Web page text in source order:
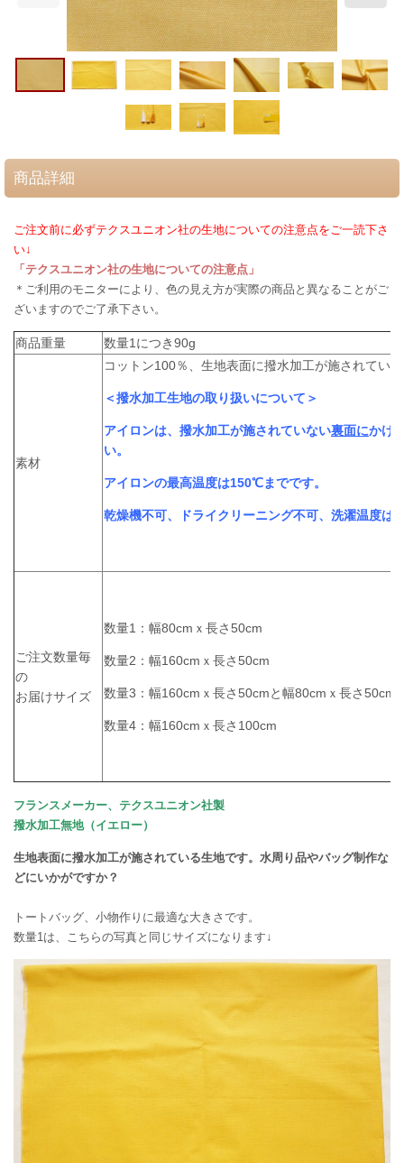
商品詳細
ご注文前に必ずテクスユニオン社の生地についての注意点をご一読下さ
い↓
「テクスユニオン社の生地についての注意点」
＊ご利用のモニターにより、色の見え方が実際の商品と異なることがご
ざいますのでご了承下さい。
商品重量 数量1につき90g
素材
コットン100％、生地表面に撥水加工が施されてい
＜撥水加工生地の取り扱いについて＞
アイロンは、撥水加工が施されていない裏面にかけ
い。
アイロンの最高温度は150℃までです。
乾燥機不可、ドライクリーニング不可、洗濯温度は
ご注文数量毎
の
お届けサイズ
数量1：幅80cmｘ長さ50cm
数量2：幅160cmｘ長さ50cm
数量3：幅160cmｘ長さ50cmと幅80cmｘ長さ50cm
数量4：幅160cmｘ長さ100cm
フランスメーカー、テクスユニオン社製
撥水加工無地（イエロー）
生地表面に撥水加工が施されている生地です。水周り品やバッグ制作な
どにいかがですか？
トートバッグ、小物作りに最適な大きさです。
数量1は、こちらの写真と同じサイズになります↓